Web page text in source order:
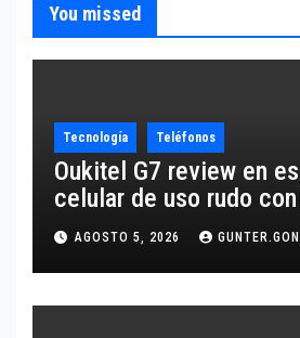
You missed
Tecnología Teléfonos
Oukitel G7 review en
celular de uso rudo
10,600 mAh
AGOSTO 5, 2026